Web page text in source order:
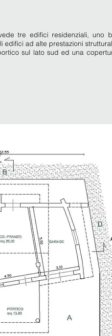
tre edifici residenziali, uno
edifici ad alte prestazioni
sul lato sud ed una